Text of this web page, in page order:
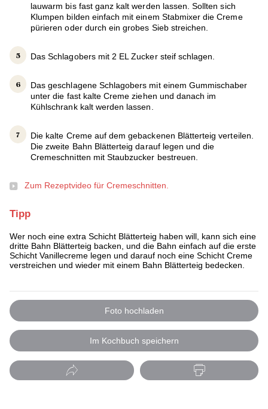
lauwarm bis fast ganz kalt werden lassen. Sollten sich
Klumpen bilden einfach mit einem Stabmixer die Creme
pürieren oder durch ein grobes Sieb streichen.
Das Schlagobers mit 2 EL Zucker steif schlagen.
Das geschlagene Schlagobers mit einem Gummischaber
unter die fast kalte Creme ziehen und danach im
Kühlschrank kalt werden lassen.
Die kalte Creme auf dem gebackenen Blätterteig verteilen.
Die zweite Bahn Blätterteig darauf legen und die
Cremeschnitten mit Staubzucker bestreuen.
Zum Rezeptvideo für Cremeschnitten.
Tipp
Wer noch eine extra Schicht Blätterteig haben will, kann sich eine
dritte Bahn Blätterteig backen, und die Bahn einfach auf die erste
Schicht Vanillecreme legen und darauf noch eine Schicht Creme
verstreichen und wieder mit einem Bahn Blätterteig bedecken.
Foto hochladen
Im Kochbuch speichern